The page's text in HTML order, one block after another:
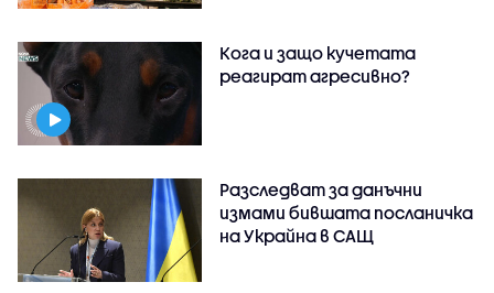
Кога и защо кучетата
реагират агресивно?
Разследват за данъчни
измами бившата посланичка
на Украйна в САЩ